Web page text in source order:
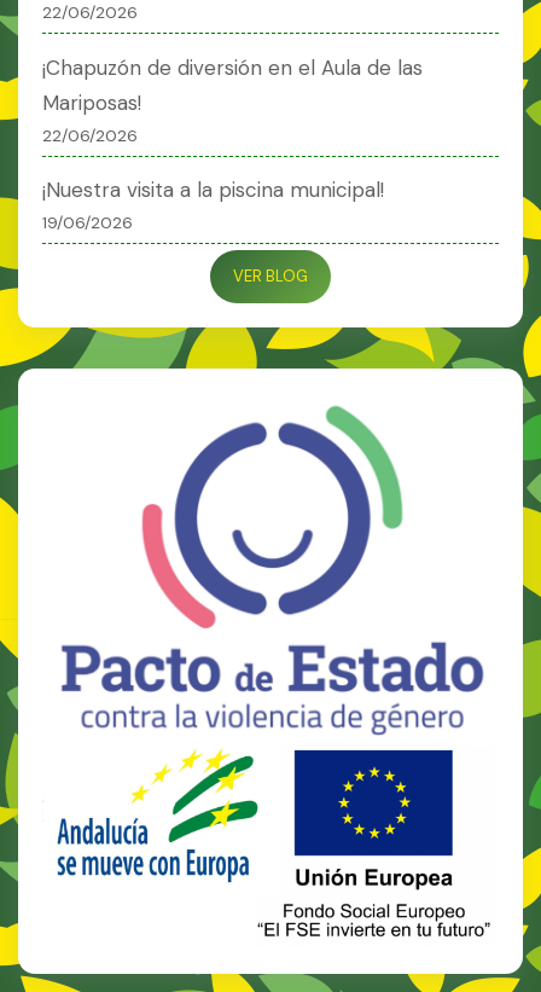
22/06/2026
¡Chapuzón de diversión en el Aula de las
Mariposas!
22/06/2026
¡Nuestra visita a la piscina municipal!
19/06/2026
VER BLOG